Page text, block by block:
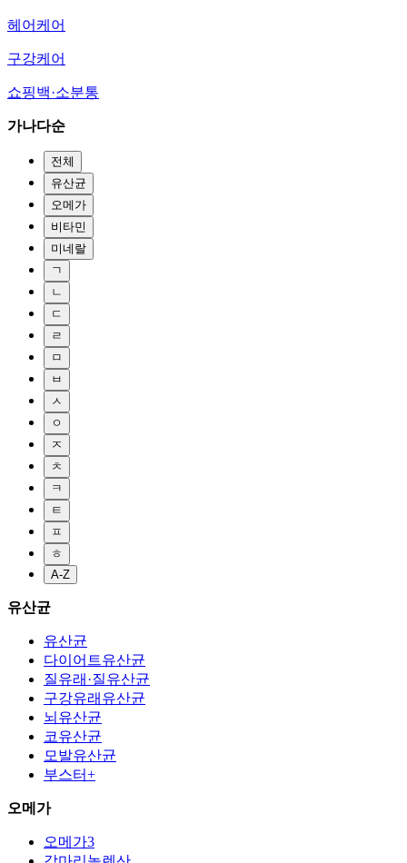
헤어케어
구강케어
쇼핑백·소분통
가나다순
전체
유산균
오메가
비타민
미네랄
ㄱ
ㄴ
ㄷ
ㄹ
ㅁ
ㅂ
ㅅ
ㅇ
ㅈ
ㅊ
ㅋ
ㅌ
ㅍ
ㅎ
A-Z
유산균
유산균
다이어트유산균
질유래·질유산균
구강유래유산균
뇌유산균
코유산균
모발유산균
부스터+
오메가
오메가3